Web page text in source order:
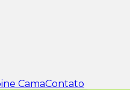
CamaContato